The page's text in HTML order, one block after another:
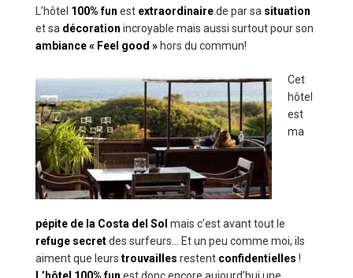
L’hôtel 100% fun est extraordinairede par sa situation
et sa décoration incroyable mais aussi surtout pour son
ambiance « Feel good » hors du commun!
Cet
hôtel
est
ma
pépite de la Costa del Sol mais c’est avant tout le
refuge secretdes surfeurs… Et un peu comme moi, ils
aiment que leurs trouvailles restent confidentielles !
L’hôtel 100% fun est donc encore aujourd’hui une